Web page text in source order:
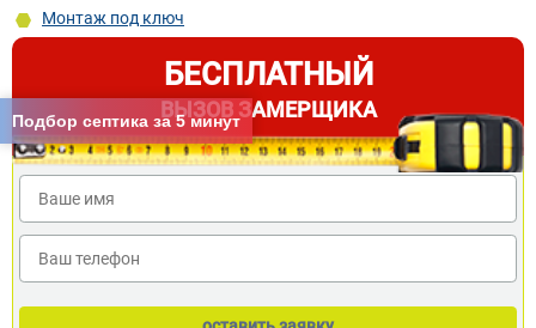
Монтаж под ключ
БЕСПЛАТНЫЙ
ВЫЗОВ ЗАМЕРЩИКА
Подбор септика за 5 минут